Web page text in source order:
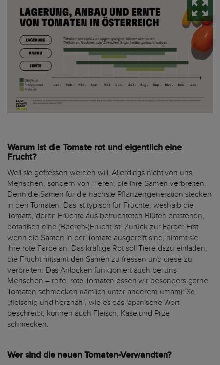
Warum ist die Tomate rot und eigentlich eine
Frucht?
Weil sie gefressen werden will. Allerdings nicht von uns
Menschen, sondern von Tieren, die ihre Samen verbreiten.
Denn die Samen für die nächste Pflanzengeneration stecken
in den Tomaten. Das ist typisch für Früchte, weshalb die
Tomate, deren Früchte aus befruchteten Blüten entstehen,
botanisch eine (Beeren-)Frucht ist. Zurück zur Farbe: Erst
wenn die Samen in der Tomate ausgereift sind, nimmt sie
ihre rote Farbe an. Das kräftige Rot soll Tiere dazu einladen,
die Frucht mitsamt den Samen zu fressen und diese zu
verbreiten. Das Anlocken funktioniert auch bei uns
Menschen – reife, rote Tomaten essen wir besonders gerne.
Tomaten schmecken nämlich unter anderem umami: So
„fleischig und herzhaft“, wie es das japanische Wort
beschreibt, können auch Fleisch, Käse und Pilze
schmecken.
Wer sind die neuen Tomaten-Verwandten?